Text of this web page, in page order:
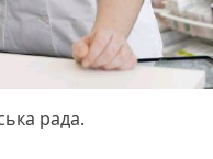
рада.